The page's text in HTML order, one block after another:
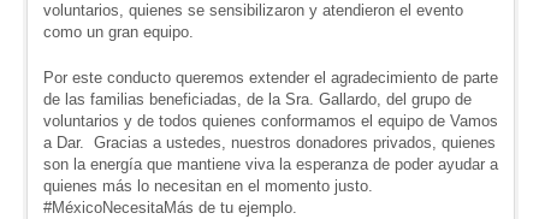
voluntarios, quienes se sensibilizaron y atendieron el evento
como un gran equipo.
Por este conducto queremos extender el agradecimiento de parte
de las familias beneficiadas, de la Sra. Gallardo, del grupo de
voluntarios y de todos quienes conformamos el equipo de Vamos
a Dar. Gracias a ustedes, nuestros donadores privados, quienes
son la energía que mantiene viva la esperanza de poder ayudar a
quienes más lo necesitan en el momento justo.
#MéxicoNecesitaMás de tu ejemplo.